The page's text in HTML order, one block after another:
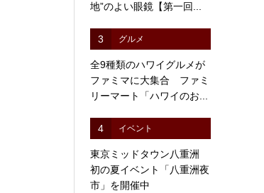
地”のよい眼鏡【第一回...
3 グルメ
全9種類のハワイグルメが
ファミマに大集合 ファミ
リーマート「ハワイのお...
4 イベント
東京ミッドタウン八重洲
初の夏イベント「八重洲夜
市」を開催中